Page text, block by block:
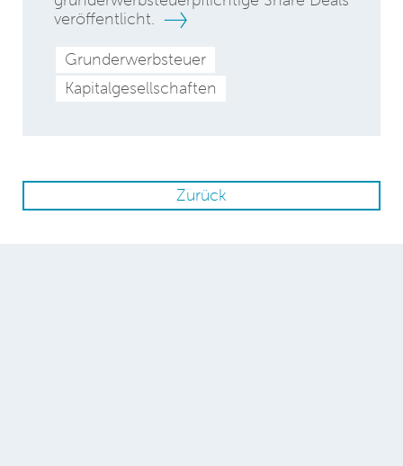
veröffentlicht.
Grunderwerbsteuer
Kapitalgesellschaften
Zurück